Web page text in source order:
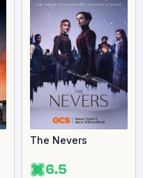
The Nevers
6.5